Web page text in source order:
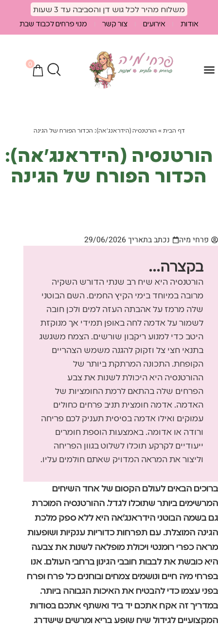
משלוח מהיר לכל גוש דן והסביבה עד 3 שעות
אודות אירועים צור קשר מנוי פרחים לכבוד שבת
0
דף הבית » הורטנסיה (הידראנג’אה): הכדור הפורח של הגינה
הורטנסיה (הידראנג’אה):
הכדור הפורח של הגינה
פרחי מיה נכתב בתאריך29/06/2026
בקצרה...
הורטנסיה היא שיח רב שנתי הדורש השקיה
מרובה במיוחד בימי הקיץ החמים. השם הבוטני
שלה מרמז על אהבתה העזה למים ולכן חובה
לשמור על אדמה לחה באופן תמידי אך מנוקזת
היטב כדי למנוע ריקבון שורשים. הצמח משגשג
בתנאי חצי צל וזקוק להגנה משמש הצהריים
הקופחת. התכונה המרתקת ביותר של
ההורטנסיה היא היכולת לשנות את צבע
הפרחים שלה בהתאם לרמת החומציות של
האדמה. אדמה חומצית תניב פרחים כחולים
עמוקים ואילו אדמה בסיסית תעניק לכם פריחה
ורודה או אדומה. באמצעות הוספת חומרים
ייעודיים לקרקע תוכלו לשלוט בגוון הפריחה
וליצור את המראה המדויק שאתם חולמים עליו.
ברוכים הבאים לעולם הקסום של אחד השיחים
המרשימים ביותר שתוכלו לגדל. ההורטנסיה המוכרת
גם בשמה הבוטני הידראנג’אה היא ללא ספק מלכת
הגינה המוצלת. עם תפרחות כדוריות ענקיות ושופעות
מראה כפרי רומנטי ויכולת מופלאה לשנות את צבעה
היא כובשת את לבבות חובבי הגינון ברחבי העולם. אנו
בפרחי מיה חיים ונושמים צמחים ובוחנים כל פרח ופרח
בפני עצמו כדי להבטיח את האיכות הגבוהה ביותר.
במדריך זה אקח אתכם יד ביד ואשתף אתכם בסודות
המקצועיים לגידול שיח שופע בריא ומרשים שישדרג